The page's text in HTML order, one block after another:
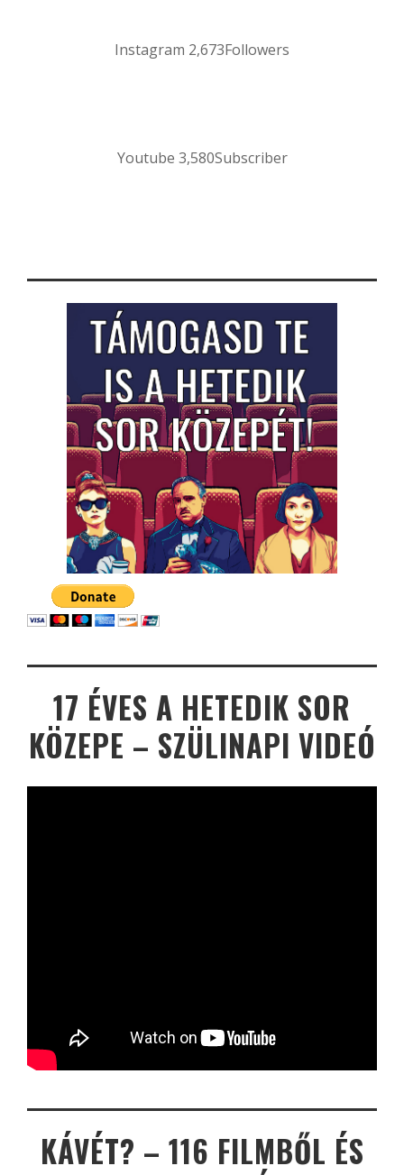
Instagram 2,673Followers
Youtube 3,580Subscriber
17 ÉVES A HETEDIK SOR
KÖZEPE – SZÜLINAPI VIDEÓ
KÁVÉT? – 116 FILMBŐL ÉS